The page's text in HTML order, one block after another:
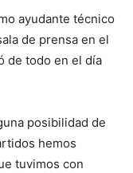
ayudante técnico
de prensa en el
de todo en el día
posibilidad de
hemos
tuvimos con